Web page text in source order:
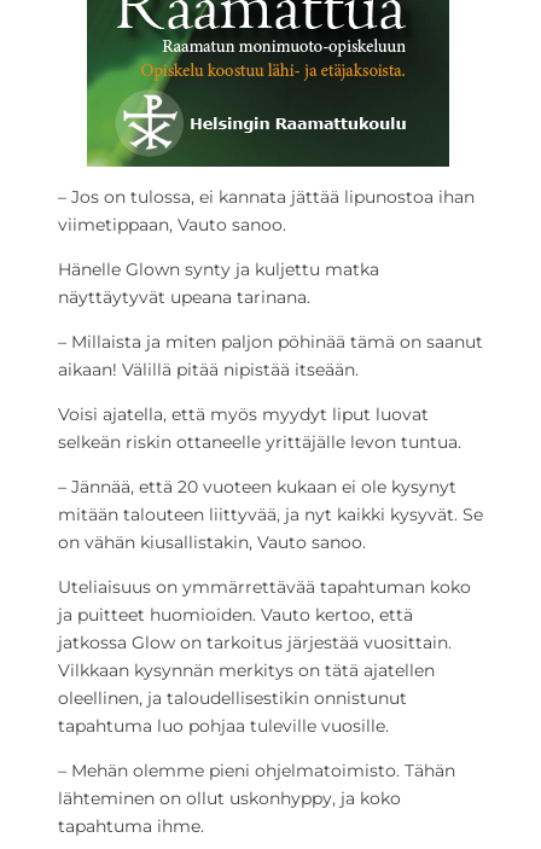
– Jos on tulossa, ei kannata jättää lipunostoa ihan
viimetippaan, Vauto sanoo.
Hänelle Glown synty ja kuljettu matka
näyttäytyvät upeana tarinana.
– Millaista ja miten paljon pöhinää tämä on saanut
aikaan! Välillä pitää nipistää itseään.
Voisi ajatella, että myös myydyt liput luovat
selkeän riskin ottaneelle yrittäjälle levon tuntua.
– Jännää, että 20 vuoteen kukaan ei ole kysynyt
mitään talouteen liittyvää, ja nyt kaikki kysyvät. Se
on vähän kiusallistakin, Vauto sanoo.
Uteliaisuus on ymmärrettävää tapahtuman koko
ja puitteet huomioiden. Vauto kertoo, että
jatkossa Glow on tarkoitus järjestää vuosittain.
Vilkkaan kysynnän merkitys on tätä ajatellen
oleellinen, ja taloudellisestikin onnistunut
tapahtuma luo pohjaa tuleville vuosille.
– Mehän olemme pieni ohjelmatoimisto. Tähän
lähteminen on ollut uskonhyppy, ja koko
tapahtuma ihme.